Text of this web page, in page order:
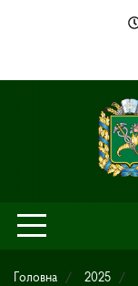
Головна 2025